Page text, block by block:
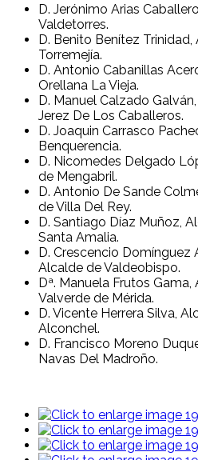
D. Jerónimo Arias
Valdetorres.
D. Benito Benítez
Torremejía.
D. Antonio Cabanillas
Orellana La Vieja.
D. Manuel Calzado
Jerez De Los Caballeros.
D. Joaquin Carrasco
Benquerencia.
D. Nicomedes Delgado
de Mengabril.
D. Antonio De Sande
de Villa Del Rey.
D. Santiago Díaz Muñoz,
Santa Amalia.
D. Crescencio Domínguez
Alcalde de Valdeobispo.
Dª. Manuela Frutos
Valverde de Mérida.
D. Vicente Herrera Silva,
Alconchel.
D. Francisco Moreno
Navas Del Madroño.